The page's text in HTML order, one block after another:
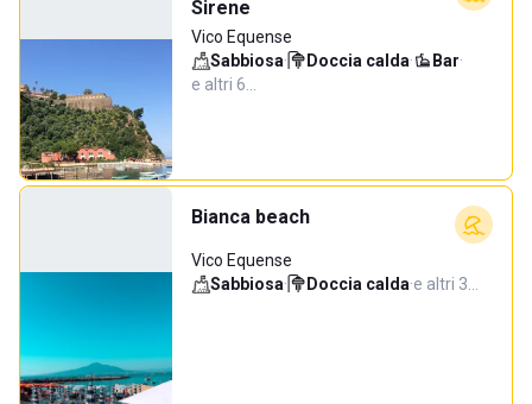
Sirene
Vico Equense
Sabbiosa· Doccia calda· Bar·
e altri 6…
Bianca beach
Vico Equense
Sabbiosa· Doccia calda·e altri 3…